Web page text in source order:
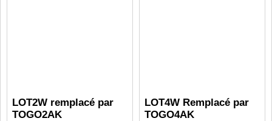
LOT2W remplacé par
TOGO2AK
LOT4W Remplacé par
TOGO4AK